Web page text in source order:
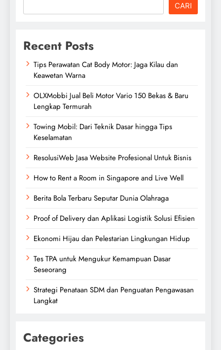
CARI
Recent Posts
Tips Perawatan Cat Body Motor: Jaga Kilau dan
Keawetan Warna
OLXMobbi Jual Beli Motor Vario 150 Bekas & Baru
Lengkap Termurah
Towing Mobil: Dari Teknik Dasar hingga Tips
Keselamatan
ResolusiWeb Jasa Website Profesional Untuk Bisnis
How to Rent a Room in Singapore and Live Well
Berita Bola Terbaru Seputar Dunia Olahraga
Proof of Delivery dan Aplikasi Logistik Solusi Efisien
Ekonomi Hijau dan Pelestarian Lingkungan Hidup
Tes TPA untuk Mengukur Kemampuan Dasar
Seseorang
Strategi Penataan SDM dan Penguatan Pengawasan
Langkat
Categories